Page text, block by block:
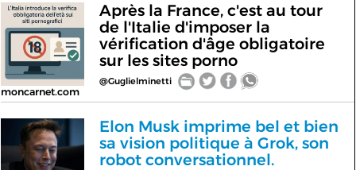
SUIVEZ NOUS:
< RETOUR À L'ACCUEIL
moncarnet.com
Après la France, c'est au tour
de l'Italie d'imposer la
vérification d'âge obligatoire
sur les sites porno
@Guglielminetti
Elon Musk imprime bel et bien
sa vision politique à Grok, son
robot conversationnel.